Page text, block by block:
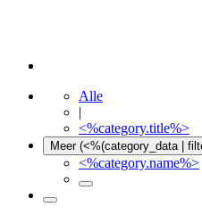
Alle
|
<%category.title%>
Meer (<%(category_data |
<%category.name%>